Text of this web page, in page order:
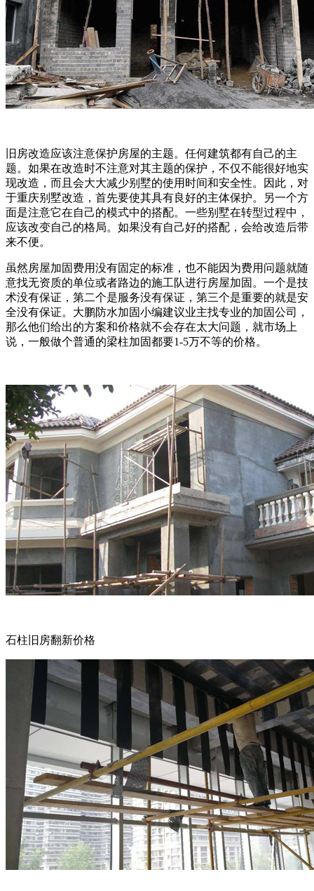
旧房改造应该注意保护房屋的主题。任何建筑都有自己的主
题。如果在改造时不注意对其主题的保护，不仅不能很好地实
现改造，而且会大大减少别墅的使用时间和安全性。因此，对
于重庆别墅改造，首先要使其具有良好的主体保护。另一个方
面是注意它在自己的模式中的搭配。一些别墅在转型过程中，
应该改变自己的格局。如果没有自己好的搭配，会给改造后带
来不便。
虽然房屋加固费用没有固定的标准，也不能因为费用问题就随
意找无资质的单位或者路边的施工队进行房屋加固。一个是技
术没有保证，第二个是服务没有保证，第三个是重要的就是安
全没有保证。大鹏防水加固小编建议业主找专业的加固公司，
那么他们给出的方案和价格就不会存在太大问题，就市场上
说，一般做个普通的梁柱加固都要1-5万不等的价格。
石柱旧房翻新价格